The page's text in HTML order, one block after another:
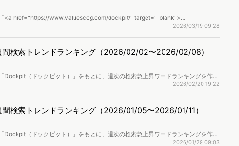
「<a href="https://www.valuesccg.com/dockpit/" target="_blank">
に、週次の検索急上昇ワードランキングを作成しました。 2026年3月2
などが注目されています。
2026/03/19 09:28
間検索トレンドランキング（2026/02/02〜2026/02/08）
Dockpit（ドックピット）」をもとに、週次の検索急上昇ワードランキングを作成
上げます。
2026/02/20 19:22
検索トレンドランキング（2026/01/05〜2026/01/11）
Dockpit（ドックピット）」をもとに、週次の検索急上昇ワードランキングを作成
上げます。
2026/01/29 09:03